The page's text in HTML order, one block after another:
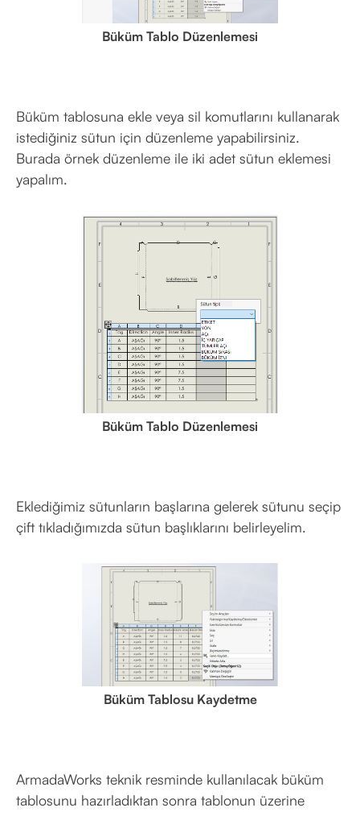
Büküm Tablo Düzenlemesi
Büküm tablosuna ekle veya sil komutlarını kullanarak
istediğiniz sütun için düzenleme yapabilirsiniz.
Burada örnek düzenleme ile iki adet sütun eklemesi
yapalım.
Büküm Tablo Düzenlemesi
Eklediğimiz sütunların başlarına gelerek sütunu seçip
çift tıkladığımızda sütun başlıklarını belirleyelim.
Büküm Tablosu Kaydetme
ArmadaWorks teknik resminde kullanılacak büküm
tablosunu hazırladıktan sonra tablonun üzerine